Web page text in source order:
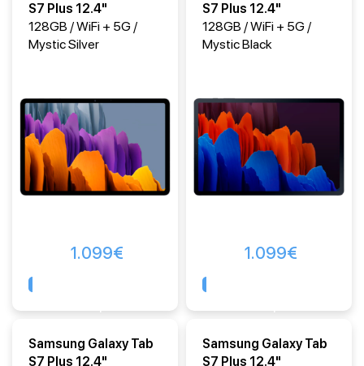
S7 Plus 12.4"
128GB / WiFi + 5G /
Mystic Silver
1.099€
S7 Plus 12.4"
128GB / WiFi + 5G /
Mystic Black
1.099€
Samsung Galaxy Tab
S7 Plus 12.4"
Samsung Galaxy Tab
S7 Plus 12.4"